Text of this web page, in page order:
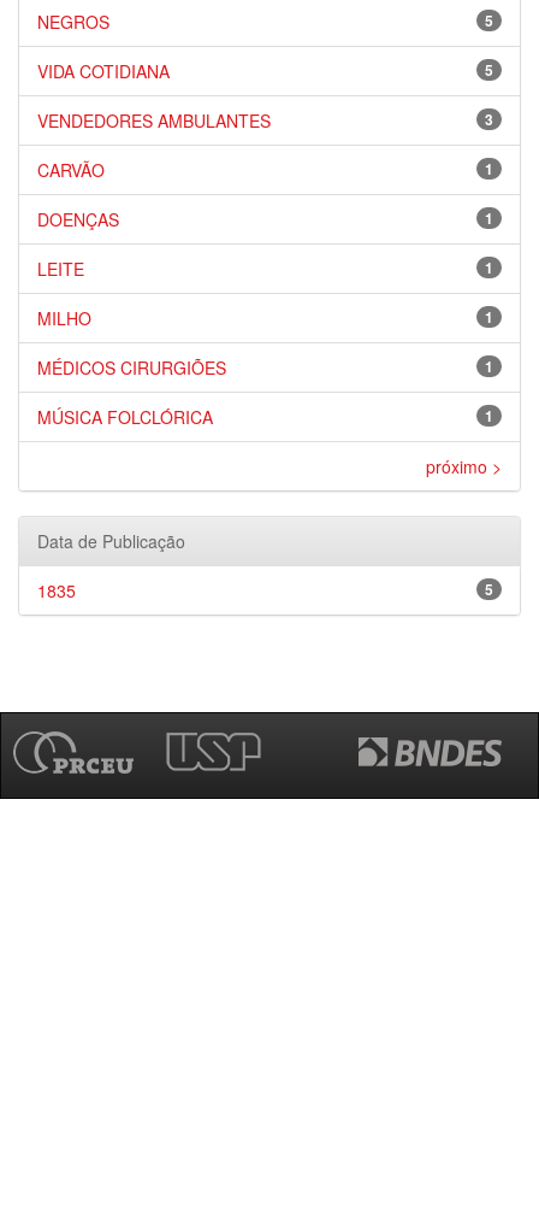
5
NEGROS
5
VIDA COTIDIANA
3
VENDEDORES AMBULANTES
1
CARVÃO
1
DOENÇAS
1
LEITE
1
MILHO
1
MÉDICOS CIRURGIÕES
1
MÚSICA FOLCLÓRICA
próximo >
Data de Publicação
5
1835